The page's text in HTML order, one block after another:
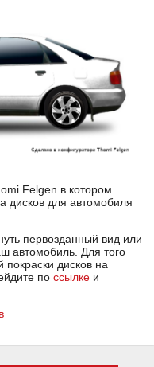
Felgen в котором
дисков для автомобиля
первозданный вид или
автомобиль. Для того
покраски дисков на
по ссылке и